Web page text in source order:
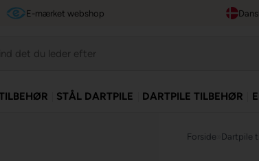
E-mærket webshop
STÅL DARTPILE DARTPILE TILBEHØR
Forside Dartpile